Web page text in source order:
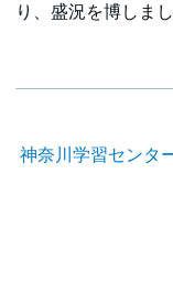
り、盛況を博しまし
神奈川学習センタ